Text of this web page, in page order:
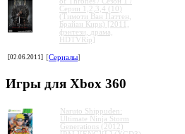
Серии 1,2,3,4 (10)
(Тимоти Ван Паттен,
Брайан Кирк) [2011,
фэнтези, драма,
HDTVRip]
[02.06.2011] [Сериалы]
Игры для Xbox 360
Naruto Shippuden:
Ultimate Ninja Storm
Generations (2012)